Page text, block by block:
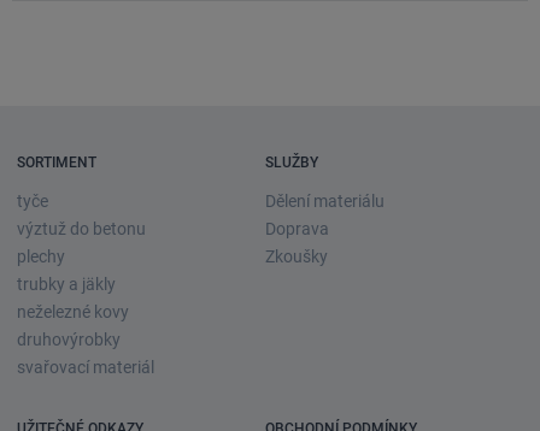
SORTIMENT
tyče
výztuž do betonu
plechy
trubky a jäkly
neželezné kovy
druhovýrobky
svařovací materiál
SLUŽBY
Dělení materiálu
Doprava
Zkoušky